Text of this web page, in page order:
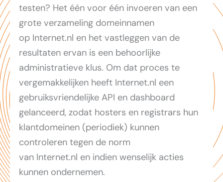
testen? Het één voor één invoeren van een
grote verzameling domeinnamen
op Internet.nl en het vastleggen van de
resultaten ervan is een behoorlijke
administratieve klus. Om dat proces te
vergemakkelijken heeft Internet.nl een
gebruiksvriendelijke API en dashboard
gelanceerd, zodat hosters en registrars hun
klantdomeinen (periodiek) kunnen
controleren tegen de norm
van Internet.nl en indien wenselijk acties
kunnen ondernemen.